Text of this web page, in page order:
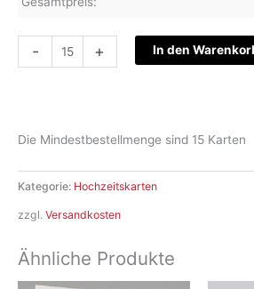
-
Hochzeitskarte
S22-
+ In den
Die Mindestbestellmenge sind 15 Karten
Kategorie: Hochzeitskarten
zzgl. Versandkosten
Ähnliche Produkte